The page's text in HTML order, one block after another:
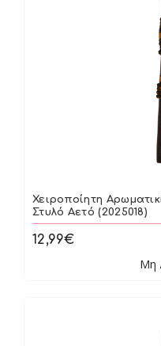
Χειροποίητη
Στυλό Αετό (2025018)
12,99€
Μη